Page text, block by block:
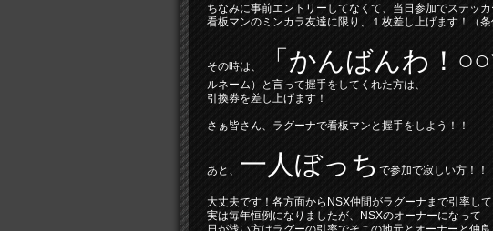
ちなみに事前エントリーしてなくて、当日参加でステッカ
看板マンのミンカラ友達に限り、１枚差し上げます！（条
その時は、 「かんばんわ！○○
ルネーム）と言って握手をしてくれた方は、
引換券を差し上げます！
さぁ皆さん、ラグーナで看板マンと握手をしよう！！
あと、 一人ぼっち で参加で寂しい方！！
大丈夫です！各方面からNSX仲間がラグーナまで引率して
実は毎年恒例になりましたが、NSXのオーナーになって